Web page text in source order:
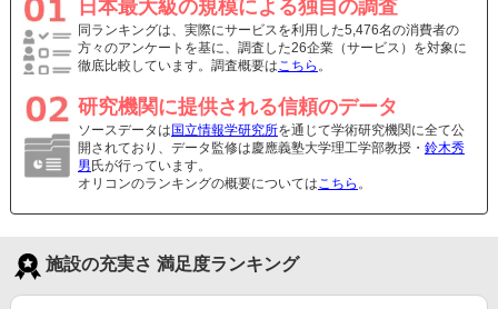
日本最大級の規模による独自の調査
同ランキングは、実際にサービスを利用した5,476名の消費者の
方々のアンケートを基に、調査した26企業（サービス）を対象に
徹底比較しています。調査概要はこちら 。
研究機関に提供される信頼のデータ
ソースデータは 国立情報学研究所を通じて学術研究機関に全て公
開されており、データ監修は慶應義塾大学理工学部教授・ 鈴木秀
男 氏が行っています。
オリコンのランキングの概要についてはこちら 。
施設の充実さ 満足度ランキング